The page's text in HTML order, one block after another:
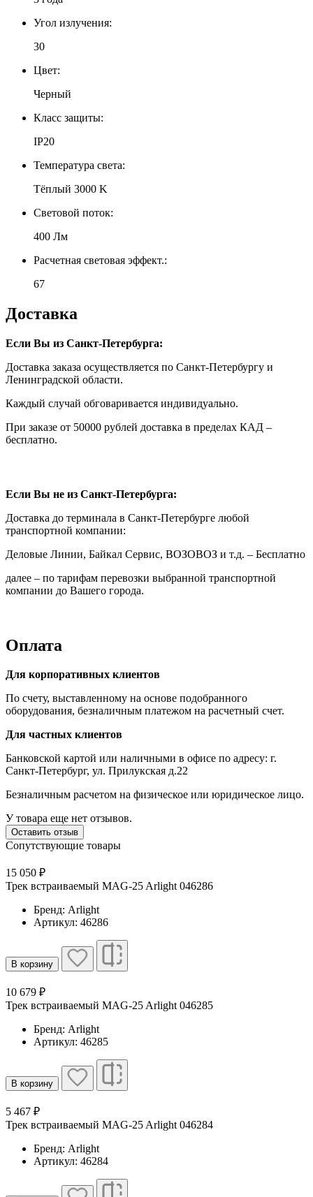
Угол излучения:
30
Цвет:
Черный
Класс защиты:
IP20
Температура света:
Тёплый 3000 K
Световой поток:
400 Лм
Расчетная световая эффект.:
67
Доставка
Если Вы из Санкт-Петербурга:
Доставка заказа осуществляется по Санкт-Петербургу и
Ленинградской области.
Каждый случай обговаривается индивидуально.
При заказе от 50000 рублей доставка в пределах КАД –
бесплатно.
Если Вы не из Санкт-Петербурга:
Доставка до терминала в Санкт-Петербурге любой
транспортной компании:
Деловые Линии, Байкал Сервис, ВОЗОВОЗ и т.д. – Бесплатно
далее – по тарифам перевозки выбранной транспортной
компании до Вашего города.
Оплата
Для корпоративных клиентов
По счету, выставленному на основе подобранного
оборудования, безналичным платежом на расчетный счет.
Для частных клиентов
Банковской картой или наличными в офисе по адресу: г.
Санкт-Петербург, ул. Прилукская д.22
Безналичным расчетом на физическое или юридическое лицо.
У товара еще нет отзывов.
Оставить отзыв
Сопутствующие товары
15 050 ₽
Трек встраиваемый MAG-25 Arlight 046286
Бренд: Arlight
Артикул: 46286
В корзину
10 679 ₽
Трек встраиваемый MAG-25 Arlight 046285
Бренд: Arlight
Артикул: 46285
В корзину
5 467 ₽
Трек встраиваемый MAG-25 Arlight 046284
Бренд: Arlight
Артикул: 46284